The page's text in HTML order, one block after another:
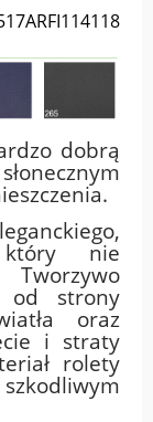
dobrą
który nie
od strony
oraz
i straty
rolety